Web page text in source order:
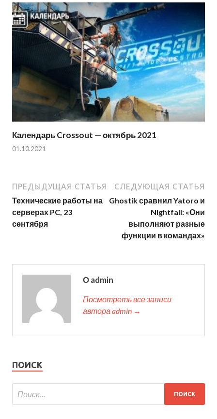
Календарь Crossout — октябрь 2021
01.10.2021
ПРЕДЫДУЩАЯ СТАТЬЯ
Технические работы на
серверах PC, 23
сентября
СЛЕДУЮЩАЯ СТАТЬЯ
Ghostik сравнил Yatoro и
Nightfall: «Они
выполняют разные
функции в командах»
О admin
Посмотреть все записи
автора admin →
ПОИСК